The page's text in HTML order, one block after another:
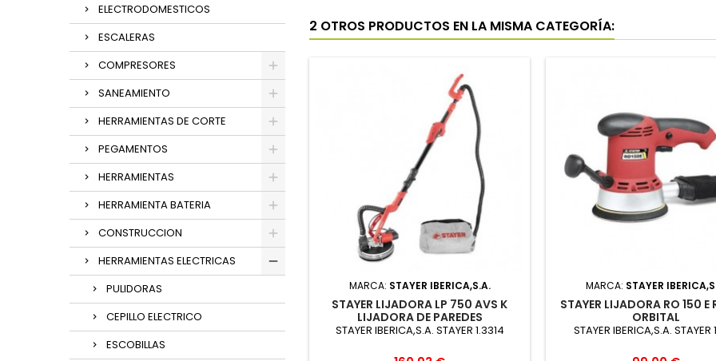
ELECTRODOMESTICOS
ESCALERAS
COMPRESORES
SANEAMIENTO
HERRAMIENTAS DE CORTE
PEGAMENTOS
HERRAMIENTAS
HERRAMIENTA BATERIA
CONSTRUCCION
HERRAMIENTAS ELECTRICAS
PULIDORAS
CEPILLO ELECTRICO
ESCOBILLAS
2 OTROS PRODUCTOS EN LA MISMA CATEGORÍA:
MARCA: STAYER IBERICA,S.A.
STAYER LIJADORA LP 750 AVS K
LIJADORA DE PAREDES
STAYER IBERICA,S.A. STAYER 1.3314
MARCA: STAYER
STAYER LIJADORA RO 150
ORBITAL
STAYER IBERICA,S.A. STAYER